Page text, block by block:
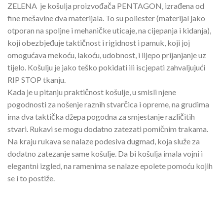
ZELENA je košulja proizvođača PENTAGON, izrađena od
fine mešavine dva materijala. To su poliester (materijal jako
otporan na spoljne i mehaničke uticaje, na cijepanja i kidanja),
koji obezbjeđuje taktičnost i rigidnost i pamuk, koji joj
omogućava mekoću, lakoću, udobnost, i lijepo prijanjanje uz
tijelo. Košulju je jako teško pokidati ili iscjepati zahvaljujući
RIP STOP tkanju.
Kada je u pitanju praktičnost košulje, u smisli njene
pogodnosti za nošenje raznih stvarčica i opreme, na grudima
ima dva taktička džepa pogodna za smjestanje različitih
stvari. Rukavi se mogu dodatno zatezati pomičnim trakama.
Na kraju rukava se nalaze podesiva dugmad, koja služe za
dodatno zatezanje same košulje. Da bi košulja imala vojni i
elegantni izgled, na ramenima se nalaze epolete pomoću kojih
se i to postiže.